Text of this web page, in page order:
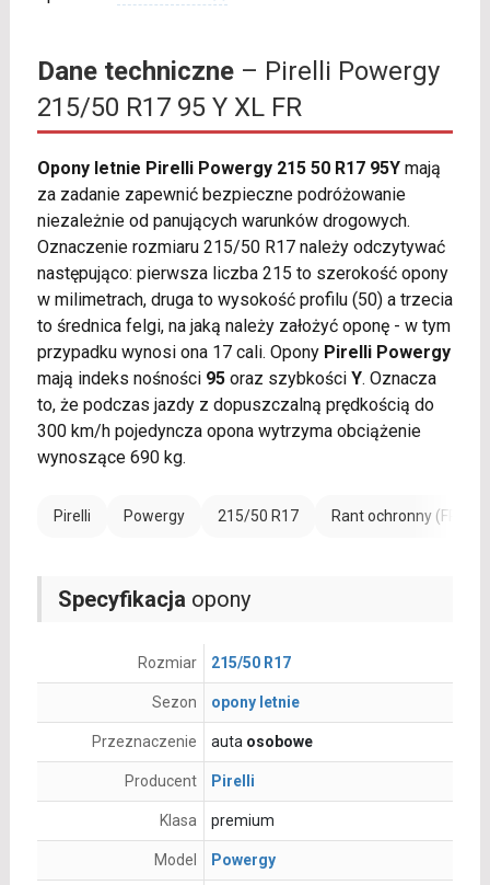
Dane techniczne– Pirelli Powergy
215/50 R17 95 Y XL FR
Opony letnie Pirelli Powergy 215 50 R17 95Ymają
za zadanie zapewnić bezpieczne podróżowanie
niezależnie od panujących warunków drogowych.
Oznaczenie rozmiaru 215/50 R17 należy odczytywać
następująco: pierwsza liczba 215 to szerokość opony
w milimetrach, druga to wysokość profilu (50) a trzecia
to średnica felgi, na jaką należy założyć oponę - w tym
przypadku wynosi ona 17 cali. Opony Pirelli Powergy
mają indeks nośności 95oraz szybkości Y. Oznacza
to, że podczas jazdy z dopuszczalną prędkością do
300 km/h pojedyncza opona wytrzyma obciążenie
wynoszące 690 kg.
Pirelli Powergy 215/50 R17 Rant ochronny (FR)
Specyfikacja opony
Rozmiar 215/50 R17
Sezon opony letnie
Przeznaczenie auta osobowe
Producent Pirelli
Klasa premium
Model Powergy